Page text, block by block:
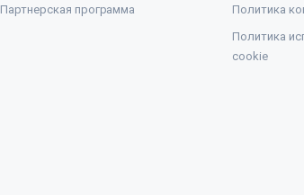
Партнерская программа
Политика
Политика
cookie